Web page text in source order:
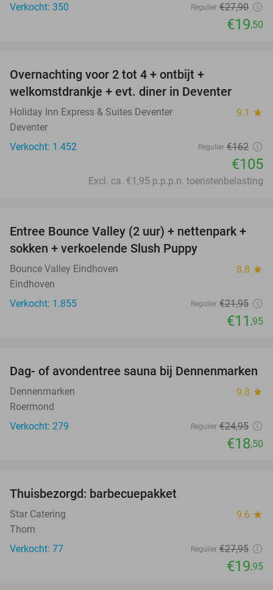
Verkocht: 350
Regulier €27,90
€19,50
Overnachting voor 2 tot 4 + ontbijt +
welkomstdrankje + evt. diner in Deventer
Holiday Inn Express & Suites Deventer 9.1 star
Deventer
Verkocht: 1.452
Regulier €162
€105
Excl. ca. €1,95 p.p.p.n. toeristenbelasting
46%
Entree Bounce Valley (2 uur) + nettenpark +
sokken + verkoelende Slush Puppy
Bounce Valley Eindhoven 8.8 star
Eindhoven
Verkocht: 1.855
Regulier €21,95
€11 ,95
26%
Dag- of avondentree sauna bij Dennenmarken
Dennenmarken 9.8 star
Roermond
Verkocht: 279
Regulier €24,95
€18,50
Thuisbezorgd: barbecuepakket
Star Catering 9.6 star
Thorn
Verkocht: 77
Regulier €27,95
€19,95